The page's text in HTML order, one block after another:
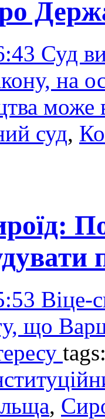
Суд
на
суд,
Віце-
що
,